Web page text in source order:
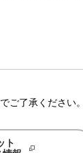
ご了承ください。
ト